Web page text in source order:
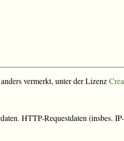
vermerkt, unter der Lizenz
HTTP-Requestdaten (insbes.